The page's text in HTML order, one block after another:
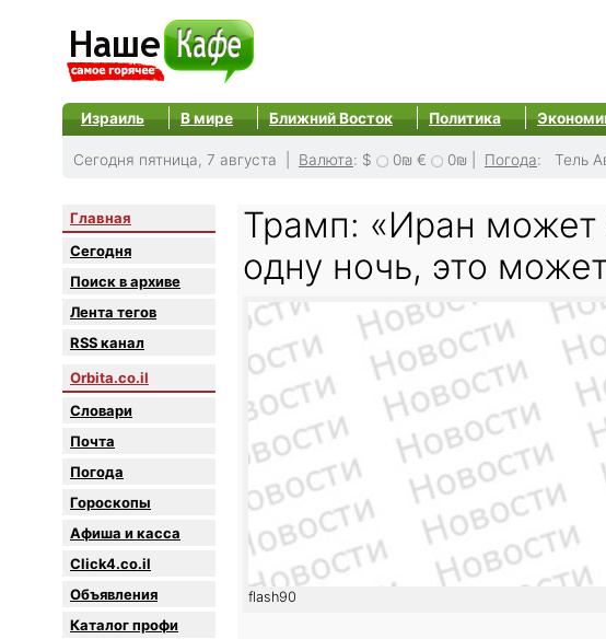
Израиль В мире Ближний Восток Политика
Сегодня пятница, 7 августа | Валюта: $ 0₪ € 0₪ Погода: Тель
Главная
Сегодня
Поиск в архиве
Лента тегов
RSS канал
Orbita.co.il
Словари
Почта
Погода
Гороскопы
Афиша и касса
Click4.co.il
Объявления
Каталог профи
Трамп: «Иран может
одну ночь, это
flash90